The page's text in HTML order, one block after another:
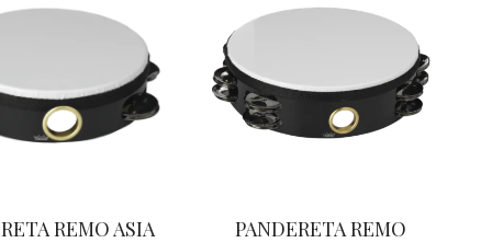
REMO ASIA
PANDERETA REMO